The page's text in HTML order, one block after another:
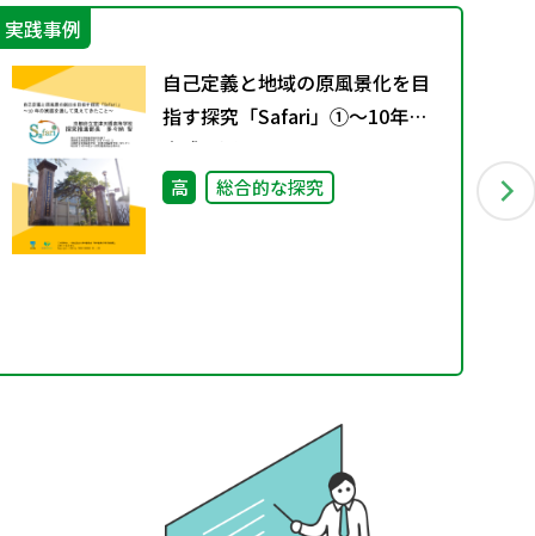
実践事例
自己定義と地域の原風景化を目
指す探究「Safari」①～10年の
実践を通して見えてきたこと～
高 総合的な探究